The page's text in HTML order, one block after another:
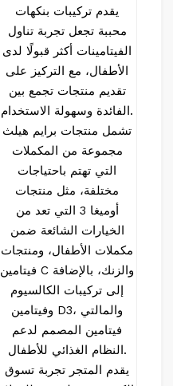
يقدم تركيبات بنكهات
محببة تجعل تجربة تناول
الفيتامينات أكثر قبولًا لدى
الأطفال، مع التركيز على
تقديم منتجات تجمع بين
الفائدة وسهولة الاستخدام.
تشمل منتجات برايم هيلث
مجموعة من المكملات
التي تهتم باحتياجات
مختلفة، مثل منتجات
أوميغا 3 التي تعد من
الخيارات الشائعة ضمن
مكملات الأطفال، ومنتجات
فيتامين C والزنك، بالإضافة
إلى تركيبات الكالسيوم
وفيتامين D3، والمالتي
فيتامين المصمم لدعم
النظام الغذائي للأطفال.
يقدم المتجر تجربة تسوق